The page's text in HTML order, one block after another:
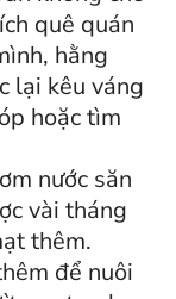
quê quán
hằng
lại kêu váng
hoặc tìm
nước săn
vài tháng
thêm.
để nuôi